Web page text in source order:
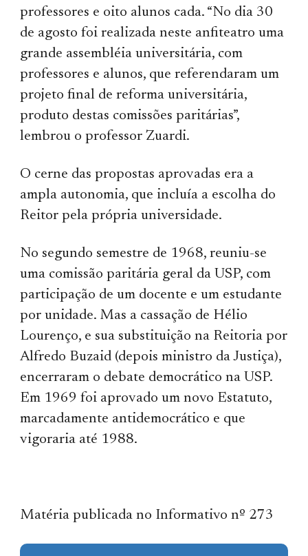
professores e oito alunos cada. “No dia 30
de agosto foi realizada neste anfiteatro uma
grande assembléia universitária, com
professores e alunos, que referendaram um
projeto final de reforma universitária,
produto destas comissões paritárias”,
lembrou o professor Zuardi.
O cerne das propostas aprovadas era a
ampla autonomia, que incluía a escolha do
Reitor pela própria universidade.
No segundo semestre de 1968, reuniu-se
uma comissão paritária geral da USP, com
participação de um docente e um estudante
por unidade. Mas a cassação de Hélio
Lourenço, e sua substituição na Reitoria por
Alfredo Buzaid (depois ministro da Justiça),
encerraram o debate democrático na USP.
Em 1969 foi aprovado um novo Estatuto,
marcadamente antidemocrático e que
vigoraria até 1988.
Matéria publicada no Informativo nº 273